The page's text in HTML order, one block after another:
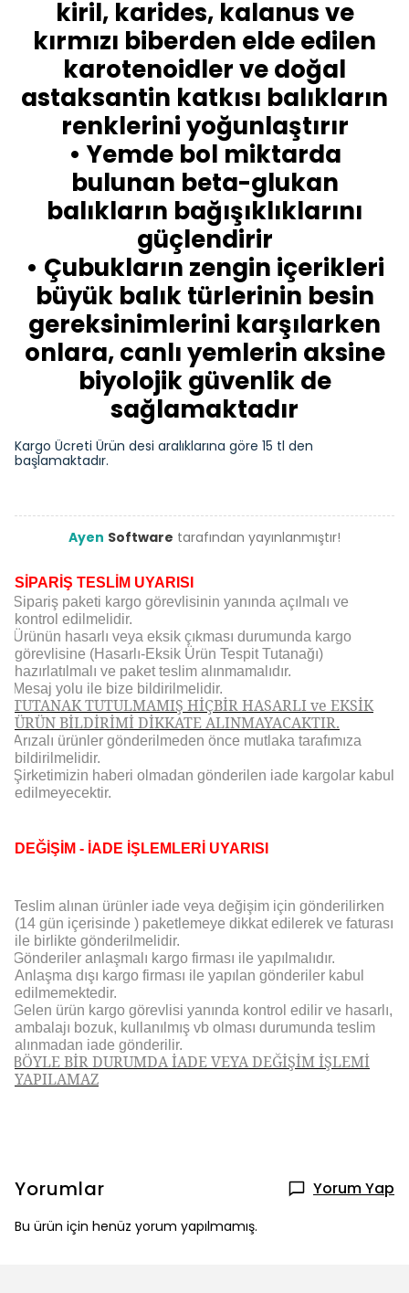
kiril, karides, kalanus ve
kırmızı biberden elde edilen
karotenoidler ve doğal
astaksantin katkısı balıkların
renklerini yoğunlaştırır
• Yemde bol miktarda
bulunan beta-glukan
balıkların bağışıklıklarını
güçlendirir
• Çubukların zengin içerikleri
büyük balık türlerinin besin
gereksinimlerini karşılarken
onlara, canlı yemlerin aksine
biyolojik güvenlik de
sağlamaktadır
Kargo Ücreti Ürün desi aralıklarına göre 15 tl den
başlamaktadır.
Ayen Software tarafından yayınlanmıştır!
SİPARİŞ TESLİM UYARISI
Sipariş paketi kargo görevlisinin yanında açılmalı ve
kontrol edilmelidir.
Ürünün hasarlı veya eksik çıkması durumunda kargo
görevlisine (Hasarlı-Eksik Ürün Tespit Tutanağı)
hazırlatılmalı ve paket teslim alınmamalıdır.
Mesaj yolu ile bize bildirilmelidir.
TUTANAK TUTULMAMIŞ HİÇBİR HASARLI ve EKSİK
ÜRÜN BİLDİRİMİ DİKKATE ALINMAYACAKTIR.
Arızalı ürünler gönderilmeden önce mutlaka tarafımıza
bildirilmelidir.
Şirketimizin haberi olmadan gönderilen iade kargolar kabul
edilmeyecektir.
DEĞİŞİM - İADE İŞLEMLERİ UYARISI
Teslim alınan ürünler iade veya değişim için gönderilirken
(14 gün içerisinde ) paketlemeye dikkat edilerek ve faturası
ile birlikte gönderilmelidir.
Gönderiler anlaşmalı kargo firması ile yapılmalıdır.
Anlaşma dışı kargo firması ile yapılan gönderiler kabul
edilmemektedir.
Gelen ürün kargo görevlisi yanında kontrol edilir ve hasarlı,
ambalajı bozuk, kullanılmış vb olması durumunda teslim
alınmadan iade gönderilir.
BÖYLE BİR DURUMDA İADE VEYA DEĞİŞİM İŞLEMİ
YAPILAMAZ
Yorumlar Yorum Yap
Bu ürün için henüz yorum yapılmamış.